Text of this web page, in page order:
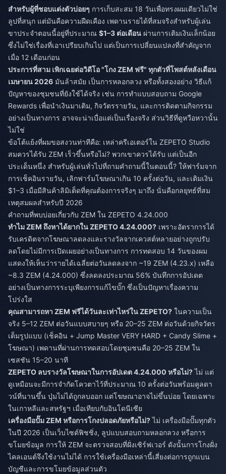
สำหรับผู้ที่ชอบแต่งตัวบ่อยๆ การเก็บสะสม 18 วันเพื่อทรงผมเดียวไม่ใช่
ลูปที่สนุก แต่มันคือความฝืดเคือง เพดานรายได้ที่สมจริงสำหรับผู้เล่น
ขาประจำตอนนี้อยู่ที่ประมาณ $1–3 ต่อเดือน ผ่านการเติมเงินเล็กน้อย
ซึ่งไม่ใช่เรื่องที่เอาเปรียบเกินไป แต่เป็นการเปลี่ยนแปลงที่สำคัญจาก
เมื่อ 12 เดือนก่อน
ประการที่สาม เพิกเฉยต่อวิดีโอ "โกง ZEM ฟรี" ทุกตัวที่โพสต์หลังเดือน
เมษายน 2026 มันล้าสมัย เป็นการหลอกลวง หรือทั้งสองอย่าง วิธีแก้
ปัญหาของชุมชนที่ยังใช้ได้จริง เช่น การทำแบบสอบถาม Google
Rewards เพื่อนำเงินมาเติม, กิจวัตรรายวัน, และการติดตามกิจกรรม
อย่างเป็นทางการ อาจจะน่าเบื่อแต่เป็นเรื่องจริง ส่วนวิธีที่ดูหวือหวานั้น
ไม่ใช่
ข้อโต้แย้งที่ผมขอสงวนท่าทีคือ: เหล่าครีเอเตอร์ใน ZEPETO Studio
สมควรได้รับ ZEM เร็วขึ้นหรือไม่? พวกเขาควรได้รับ แต่เป็นอีก
ประเด็นหนึ่ง สำหรับผู้เล่นทั่วไปที่ถามคำถามนี้ในตอนนี้? ให้ฟาร์มจาก
การเช็คอินรายวัน, เลิกฟาร์มโฆษณาเกิน 10 ครั้งต่อวัน, และเติมเงิน
$1–3 เมื่อมีสินค้าลิมิเต็ดที่คุณต้องการจริงๆ มาถึง นั่นคือกลยุทธ์ที่สม
เหตุสมผลสำหรับปี 2026
คำถามที่พบบ่อยเกี่ยวกับ ZEM ใน ZEPETO 4.24.000
ทำไม ZEM ถึงหาได้ยากใน ZEPETO 4.24.000? เพราะอัตราการได้
รับเครดิตจากโฆษณาลดลงและรางวัลจากเควสต์หลายอย่างถูกปรับ
ลดโดยไม่มีการเปิดเผยอย่างเป็นทางการ การทดสอบ 14 วันของผม
แสดงให้เห็นว่ารายได้เฉลี่ยต่อวันลดลงจาก ~19 ZEM (4.23.x) เหลือ
~8.3 ZEM (4.24.000) ซึ่งลดลงประมาณ 56% บันทึกการอัปเดต
อย่างเป็นทางการระบุเพียงการแก้ไขบั๊ก ซึ่งเป็นปัญหาเรื่องความ
โปร่งใส
คุณสามารถหา ZEM ฟรีได้วันละเท่าไหร่ใน ZEPETO? ในความเป็น
จริง 5–12 ZEM ต่อวันแบบสบายๆ หรือ 20–25 ZEM ต่อวันด้วยกิจวัตร
เต็มรูปแบบ (เช็คอิน + Jump Master VERY HARD + Candy Slime +
โฆษณา) เพดานที่ผ่านการทดสอบโดยชุมชนคือ 20–25 ZEM ใน
เซสชัน 15–20 นาที
ZEPETO ลบรางวัลโฆษณาในการอัปเดต 4.24.000 หรือไม่?ไม่ แต่
ดูเหมือนจะมีการจำกัดโควตาไว้ที่ประมาณ 10 ครั้งต่อวันพร้อมคูลดา
วน์ที่นานขึ้น ปุ่มไม่ได้ถูกลบออก แต่โฆษณาอาจไม่ขึ้นบ่อย โดยเฉพาะ
ในเกาหลีและสหรัฐฯ เมื่อเทียบกับอินโดนีเซีย
เครื่องมือปั๊ม ZEM หรือการโกงปลอดภัยหรือไม่?ไม่ เครื่องมือปั๊มทุกตัว
ในปี 2026 เป็นเว็บไซต์ฟิชชิ่ง, ลูปแบบสอบถามหลอกลวง หรือการ
ขโมยข้อมูล การให้ ZEM จะตรวจสอบที่ฝั่งเซิร์ฟเวอร์ ดังนั้นการโกงฝั่ง
ไคลเอนต์จึงใช้งานไม่ได้ การใช้เครื่องมือเหล่านี้เสี่ยงต่อการถูกแบน
บัญชีและการขโมยข้อมูลส่วนตัว